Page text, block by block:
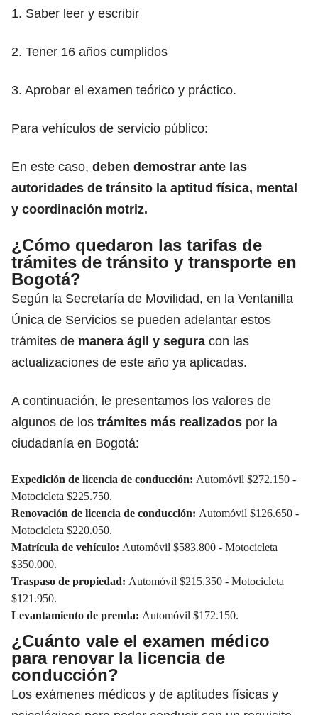
1. Saber leer y escribir
2. ⁠Tener 16 años cumplidos
3. ⁠Aprobar el examen teórico y práctico.
Para vehículos de servicio público:
En este caso, deben demostrar ante las
autoridades de tránsito la aptitud física, mental
y coordinación motriz.
¿Cómo quedaron las tarifas de
trámites de tránsito y transporte en
Bogotá?
Según la Secretaría de Movilidad, en la Ventanilla
Única de Servicios se pueden adelantar estos
trámites de manera ágil y segura con las
actualizaciones de este año ya aplicadas.
A continuación, le presentamos los valores de
algunos de los trámites más realizados por la
ciudadanía en Bogotá:
Expedición de licencia de conducción: Automóvil $272.150 -
Motocicleta $225.750.
Renovación de licencia de conducción: Automóvil $126.650 -
Motocicleta $220.050.
Matrícula de vehículo: Automóvil $583.800 - Motocicleta
$350.000.
Traspaso de propiedad: Automóvil $215.350 - Motocicleta
$121.950.
Levantamiento de prenda: Automóvil $172.150.
¿Cuánto vale el examen médico
para renovar la licencia de
conducción?
Los exámenes médicos y de aptitudes físicas y